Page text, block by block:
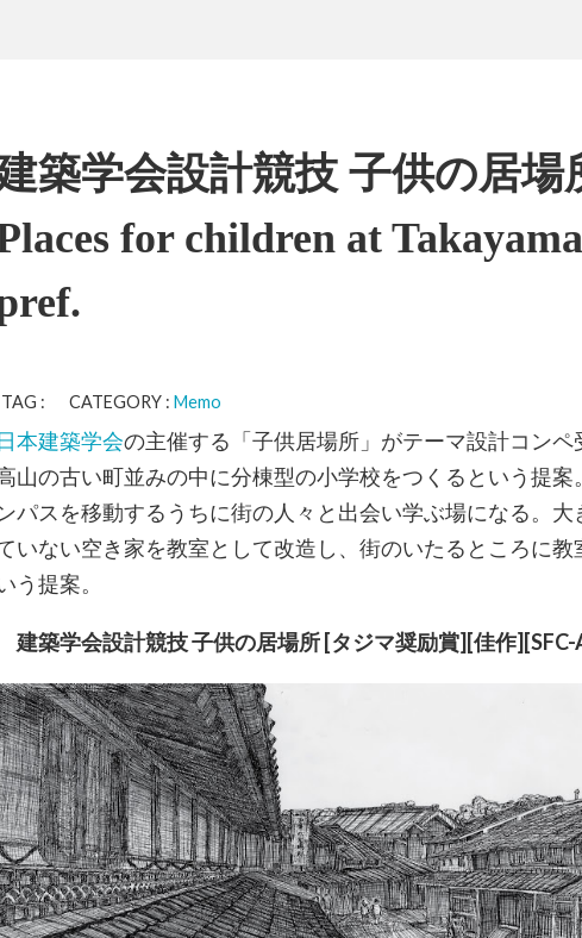
築学会設計競技 子供の居場
for children at
TAG : CATEGORY : Memo
本建築学会の主催する「子供居場所」がテーマ設計コンペ
山の古い町並みの中に分棟型の小学校をつくるという提案
パスを移動するうちに街の人々と出会い学ぶ場になる。大
いない空き家を教室として改造し、街のいたるところに教
う提案。
建築学会設計競技 子供の居場所 [タジマ奨励賞][佳作][SFC-